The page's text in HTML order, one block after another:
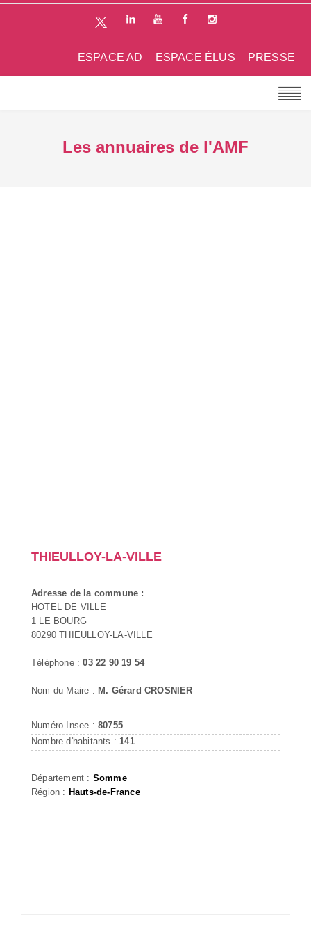
PRESSE
ESPACE ÉLUS
ESPACE AD
Les annuaires de l'AMF
THIEULLOY-LA-VILLE
Adresse de la commune :
HOTEL DE VILLE
1 LE BOURG
80290 THIEULLOY-LA-VILLE
Téléphone :03 22 90 19 54
Nom du Maire : M. Gérard CROSNIER
Numéro Insee : 80755
Nombre d'habitants : 141
Département : Somme
Région : Hauts-de-France